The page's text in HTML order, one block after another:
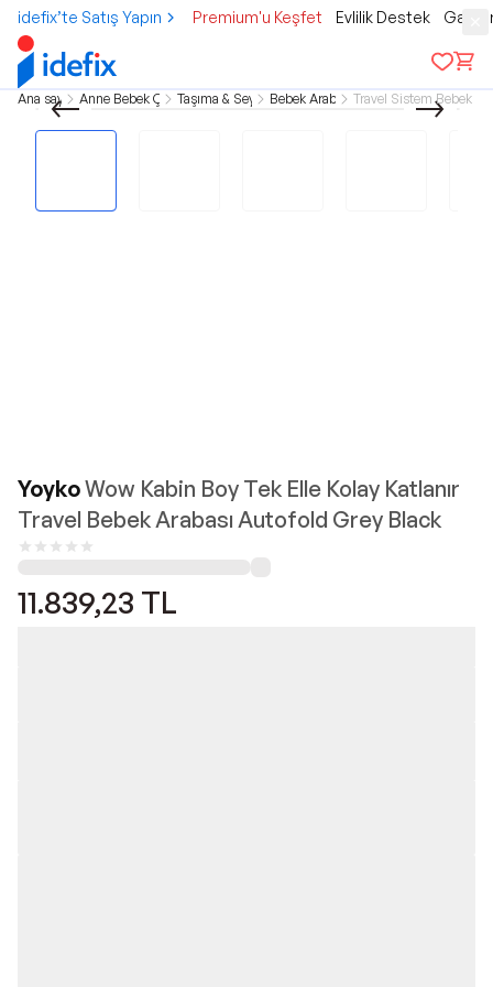
idefix’te Satış Yapın Premium'u Keşfet Evlilik Destek
Ana sayfa Anne Bebek ÇocukTaşıma & SeyahatBebek ArabalarıTravel Sistem Bebek
YoykoWow Kabin Boy Tek Elle Kolay Katlanır
Travel Bebek Arabası Autofold Grey Black
11.839,23 TL